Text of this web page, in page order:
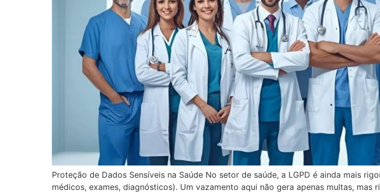
Proteção de Dados Sensíveis na Saúde No setor de saúde, a LGPD é ainda mais
médicos, exames, diagnósticos). Um vazamento aqui não gera apenas multas,